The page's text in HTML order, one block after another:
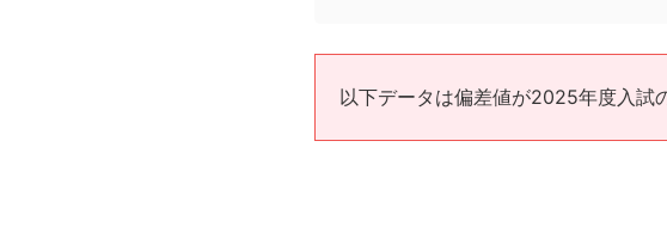
以下データは偏差値が2025年度入試